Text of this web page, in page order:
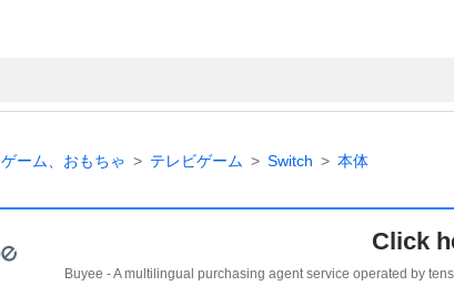
ゲーム、おもちゃ テレビゲーム Switch 本体
Click
Buyee - A multilingual purchasing agent service operated by